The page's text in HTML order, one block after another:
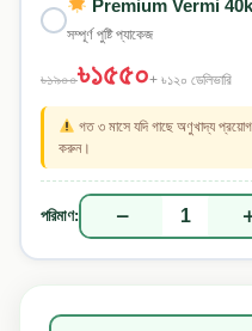
Premium Vermi
সম্পূর্ণ পুষ্টি প্যাকেজ
৳১৯০০৳১৫৫০+ ৳১২০ ডেলিভারি
গত ৩ মাসে যদি গাছে অণুখাদ্য
করুন।
পরিমাণ: − 1